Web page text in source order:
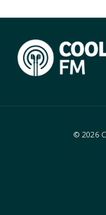
© 2026